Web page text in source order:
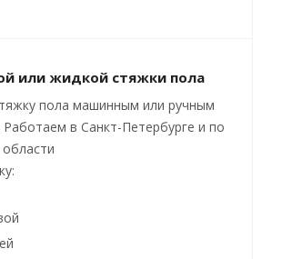
или жидкой стяжки пола
пола машинным или ручным
в Санкт-Петербурге и по